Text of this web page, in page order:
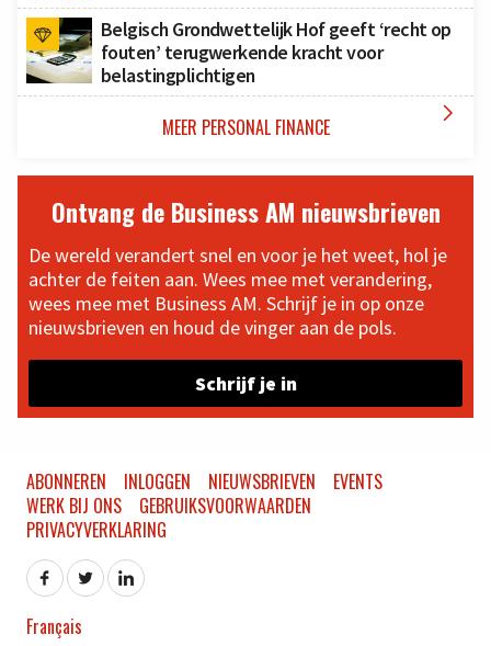
Belgisch Grondwettelijk Hof geeft ‘recht op
fouten’ terugwerkende kracht voor
belastingplichtigen
MEER PERSONAL FINANCE 
Ontvang de Business AM nieuwsbrieven
De wereld verandert snel en voor je het weet, hol je
achter de feiten aan. Wees mee met verandering,
wees mee met Business AM. Schrijf je in op onze
nieuwsbrieven en houd de vinger aan de pols.
Schrijf je in
ABONNEREN INLOGGEN NIEUWSBRIEVEN
EVENTS
WERK BIJ ONS
GEBRUIKSVOORWAARDEN
PRIVACYVERKLARING
Français